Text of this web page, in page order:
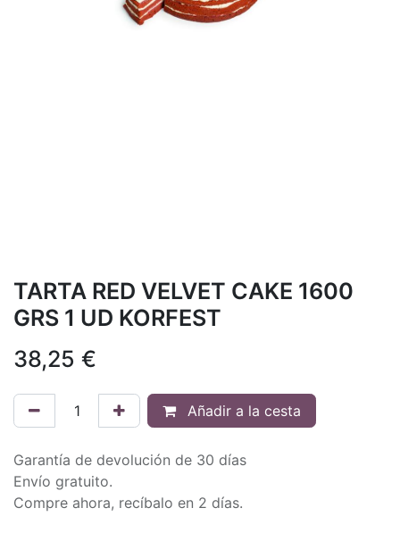
TARTA RED VELVET CAKE 1600
GRS 1 UD KORFEST
38,25 €
Añadir a la cesta
Garantía de devolución de 30 días
Envío gratuito.
Compre ahora, recíbalo en 2 días.